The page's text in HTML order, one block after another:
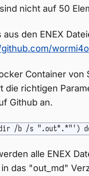
nicht auf 50
den ENEX
Container von
die richtigen
Github an.
/b /s ".out*.*"') do
alle ENEX
das "out_md"